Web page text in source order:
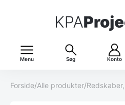
Menu Søg Konto
Forside/Alle produkter/